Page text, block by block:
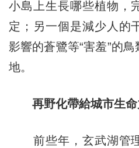
小島上生長哪些植物，
定；另一個是減少人的
影響的蒼鷺等“害羞”的
地。
再野化帶給城市生命
前些年，玄武湖管理